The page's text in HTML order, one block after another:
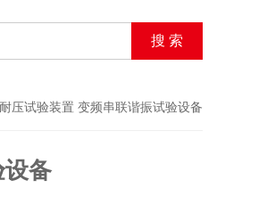
压试验装置 变频串联谐振试验设备
备